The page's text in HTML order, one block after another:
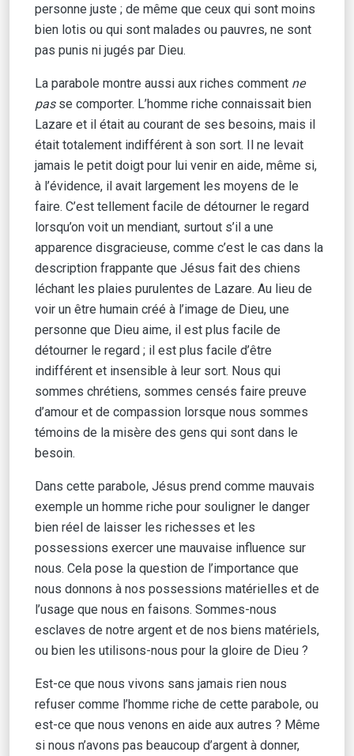
personne juste ; de même que ceux qui sont moins
bien lotis ou qui sont malades ou pauvres, ne sont
pas punis ni jugés par Dieu.
La parabole montre aussi aux riches comment ne
passe comporter. L’homme riche connaissait bien
Lazare et il était au courant de ses besoins, mais il
était totalement indifférent à son sort. Il ne levait
jamais le petit doigt pour lui venir en aide, même si,
à l’évidence, il avait largement les moyens de le
faire. C’est tellement facile de détourner le regard
lorsqu’on voit un mendiant, surtout s’il a une
apparence disgracieuse, comme c’est le cas dans la
description frappante que Jésus fait des chiens
léchant les plaies purulentes de Lazare. Au lieu de
voir un être humain créé à l’image de Dieu, une
personne que Dieu aime, il est plus facile de
détourner le regard ; il est plus facile d’être
indifférent et insensible à leur sort. Nous qui
sommes chrétiens, sommes censés faire preuve
d’amour et de compassion lorsque nous sommes
témoins de la misère des gens qui sont dans le
besoin.
Dans cette parabole, Jésus prend comme mauvais
exemple un homme riche pour souligner le danger
bien réel de laisser les richesses et les
possessions exercer une mauvaise influence sur
nous. Cela pose la question de l’importance que
nous donnons à nos possessions matérielles et de
l’usage que nous en faisons. Sommes-nous
esclaves de notre argent et de nos biens matériels,
ou bien les utilisons-nous pour la gloire de Dieu ?
Est-ce que nous vivons sans jamais rien nous
refuser comme l’homme riche de cette parabole, ou
est-ce que nous venons en aide aux autres ? Même
si nous n’avons pas beaucoup d’argent à donner,